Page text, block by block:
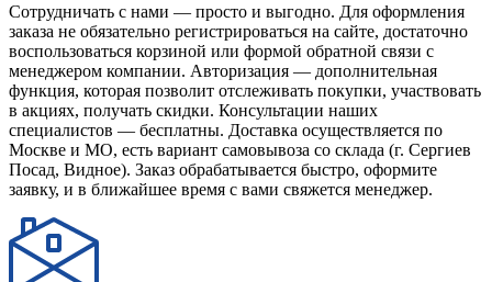
Сотрудничать с нами — просто и выгодно. Для оформления
заказа не обязательно регистрироваться на сайте, достаточно
воспользоваться корзиной или формой обратной связи с
менеджером компании. Авторизация — дополнительная
функция, которая позволит отслеживать покупки, участвовать
в акциях, получать скидки. Консультации наших
специалистов — бесплатны. Доставка осуществляется по
Москве и МО, есть вариант самовывоза со склада (г. Сергиев
Посад, Видное). Заказ обрабатывается быстро, оформите
заявку, и в ближайшее время с вами свяжется менеджер.